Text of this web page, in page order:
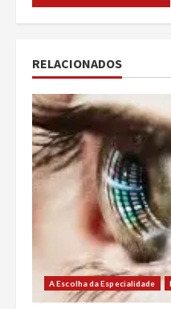
RELACIONADOS
A Escolha da Especialidade